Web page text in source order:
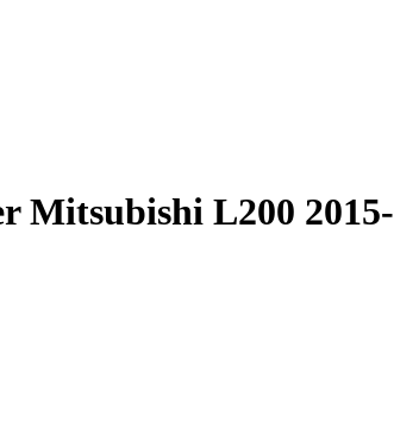
Mitsubishi L200 2015-